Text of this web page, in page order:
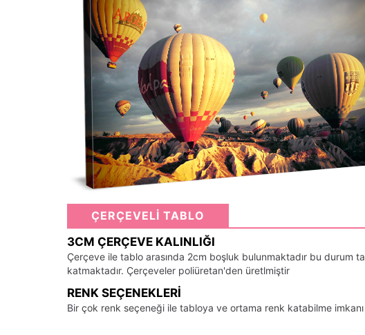
ÇERÇEVELİ TABLO
3CM ÇERÇEVE KALINLIĞI
Çerçeve ile tablo arasında 2cm boşluk bulunmaktadır bu durum
katmaktadır. Çerçeveler poliüretan'den üretlmiştir
RENK SEÇENEKLERI
Bir çok renk seçeneği ile tabloya ve ortama renk katabilme imkanı